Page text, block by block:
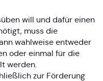
will und dafür einen
muss die
wahlweise entweder
oder einmal für die
werden.
zur Förderung